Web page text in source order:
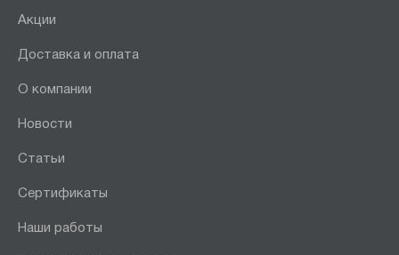
Акции
Доставка и оплата
О компании
Новости
Статьи
Сертификаты
Наши работы